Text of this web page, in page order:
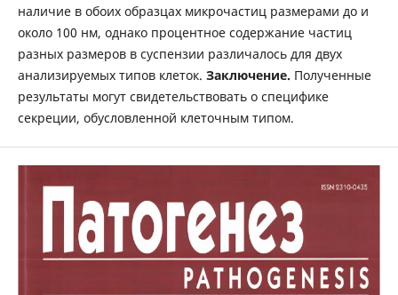
наличие в обоих образцах микрочастиц размерами до и
около 100 нм, однако процентное содержание частиц
разных размеров в суспензии различалось для двух
анализируемых типов клеток. Заключение. Полученные
результаты могут свидетельствовать о специфике
секреции, обусловленной клеточным типом.